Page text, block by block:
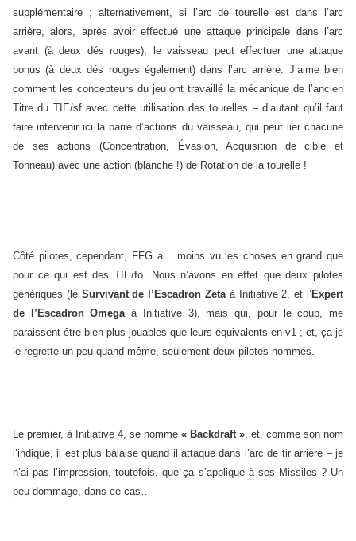
supplémentaire ; alternativement, si l’arc de tourelle est dans l’arc
arrière, alors, après avoir effectué une attaque principale dans l’arc
avant (à deux dés rouges), le vaisseau peut effectuer une attaque
bonus (à deux dés rouges également) dans l’arc arrière. J’aime bien
comment les concepteurs du jeu ont travaillé la mécanique de l’ancien
Titre du TIE/sf avec cette utilisation des tourelles – d’autant qu’il faut
faire intervenir ici la barre d’actions du vaisseau, qui peut lier chacune
de ses actions (Concentration, Évasion, Acquisition de cible et
Tonneau) avec une action (blanche !) de Rotation de la tourelle !
Côté pilotes, cependant, FFG a… moins vu les choses en grand que
pour ce qui est des TIE/fo. Nous n’avons en effet que deux pilotes
génériques (le Survivant de l’Escadron Zeta à Initiative 2, et l’ Expert
de l’Escadron Omega à Initiative 3), mais qui, pour le coup, me
paraissent être bien plus jouables que leurs équivalents en v1 ; et, ça je
le regrette un peu quand même, seulement deux pilotes nommés.
Le premier, à Initiative 4, se nomme « Backdraft » , et, comme son nom
l’indique, il est plus balaise quand il attaque dans l’arc de tir arrière – je
n’ai pas l’impression, toutefois, que ça s’applique à ses Missiles ? Un
peu dommage, dans ce cas…